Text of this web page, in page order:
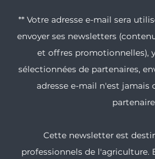
** Votre adresse e-mail sera
envoyer ses newsletters
et offres promotionnelles),
sélectionnées de partenaires,
adresse e-mail n'est jamais
Cette newsletter est
professionnels de l'agriculture.